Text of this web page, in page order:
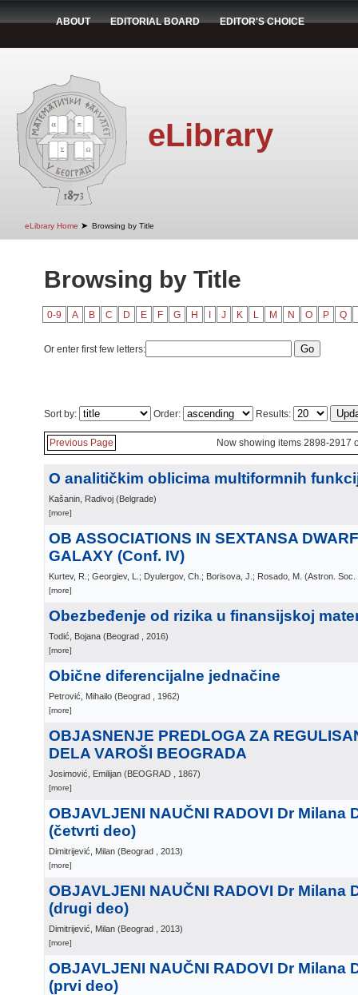
ABOUT EDITORIAL BOARD EDITOR'S CHOICE
eLibrary
eLibrary Home ➤ Browsing by Title
Browsing by Title
0-9 A B C D E F G H J K L M N O P Q
Or enter first few letters:
Sort by: Order: Results:
Previous Page Now showing items 2898-2917
O analitičkim oblicima multiformnih
Kašanin, Radivoj (Belgrade)
[more]
OB ASSOCIATIONS IN SEXTANSA
GALAXY (Conf. IV)
Kurtev, R.; Georgiev, L.; Dyulergov, Ch.; Borisova, J.; Rosado, M. (Astron. Soc.
[more]
Obezbeđenje od rizika u finansijskoj
Todić, Bojana (Beograd , 2016)
[more]
Obične diferencijalne jednačine
Petrović, Mihailo (Beograd , 1962)
[more]
OBJASNENJE PREDLOGA ZA
DELA VAROŠI BEOGRADA
Josimović, Emilijan (BEOGRAD , 1867)
[more]
OBJAVLJENI NAUČNI RADOVI Dr Milana
(četvrti deo)
Dimitrijević, Milan (Beograd , 2013)
[more]
OBJAVLJENI NAUČNI RADOVI Dr Milana
(drugi deo)
Dimitrijević, Milan (Beograd , 2013)
[more]
OBJAVLJENI NAUČNI RADOVI Dr Milana
(prvi deo)